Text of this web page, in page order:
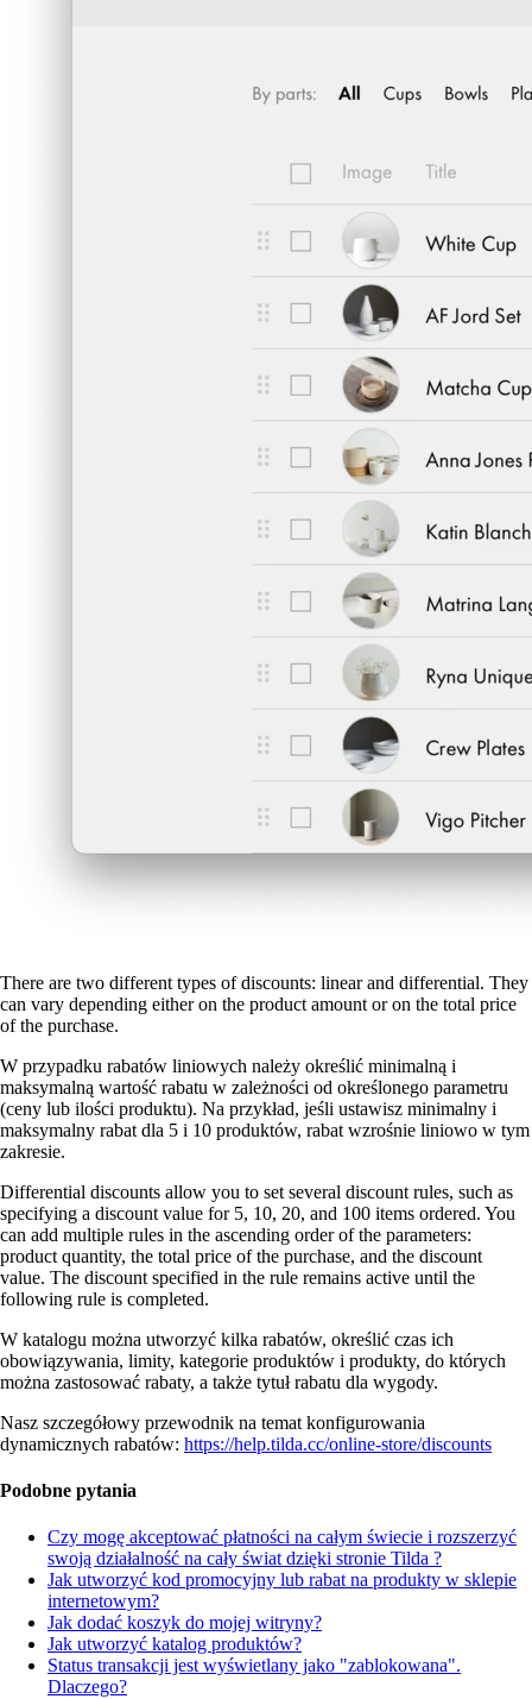
There are two different types of discounts: linear and differential. They
can vary depending either on the product amount or on the total price
of the purchase.
W przypadku rabatów liniowych należy określić minimalną i
maksymalną wartość rabatu w zależności od określonego parametru
(ceny lub ilości produktu). Na przykład, jeśli ustawisz minimalny i
maksymalny rabat dla 5 i 10 produktów, rabat wzrośnie liniowo w tym
zakresie.
Differential discounts allow you to set several discount rules, such as
specifying a discount value for 5, 10, 20, and 100 items ordered. You
can add multiple rules in the ascending order of the parameters:
product quantity, the total price of the purchase, and the discount
value. The discount specified in the rule remains active until the
following rule is completed.
W katalogu można utworzyć kilka rabatów, określić czas ich
obowiązywania, limity, kategorie produktów i produkty, do których
można zastosować rabaty, a także tytuł rabatu dla wygody.
Nasz szczegółowy przewodnik na temat konfigurowania
dynamicznych rabatów: https://help.tilda.cc/online-store/discounts
Podobne pytania
Czy mogę akceptować płatności na całym świecie i rozszerzyć
swoją działalność na cały świat dzięki stronie Tilda ?
Jak utworzyć kod promocyjny lub rabat na produkty w sklepie
internetowym?
Jak dodać koszyk do mojej witryny?
Jak utworzyć katalog produktów?
Status transakcji jest wyświetlany jako "zablokowana".
Dlaczego?